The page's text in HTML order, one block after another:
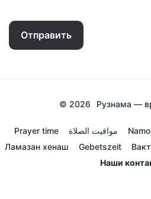
Отправить
© 2026 Рузнама —
Prayer time مواقيت الصلاة
Ламазан хенаш
Gebetszeit
Наши